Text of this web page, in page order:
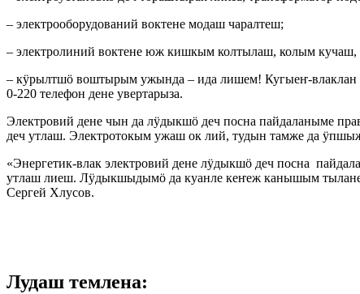
– электрооборудований воктене модаш чаралтеш;
– электролиний воктене юж кишкым колтылаш, колым
– кӱрылтшӧ воштырым ужында – ида лишем! Кугыеҥ-влаклан
0-220 телефон дене увертарыза.
Электровий дене чын да лӱдыкшӧ деч посна пайдаланыме
деч утлаш. Электротокым ужаш ок лий, тудын тамже да
«Энергетик-влак электровий дене лӱдыкшӧ деч посна
утлаш лиеш. Лӱдыкшыдымӧ да куанле кеҥеж канышым
Сергей Хлусов.
Лудаш темлена: